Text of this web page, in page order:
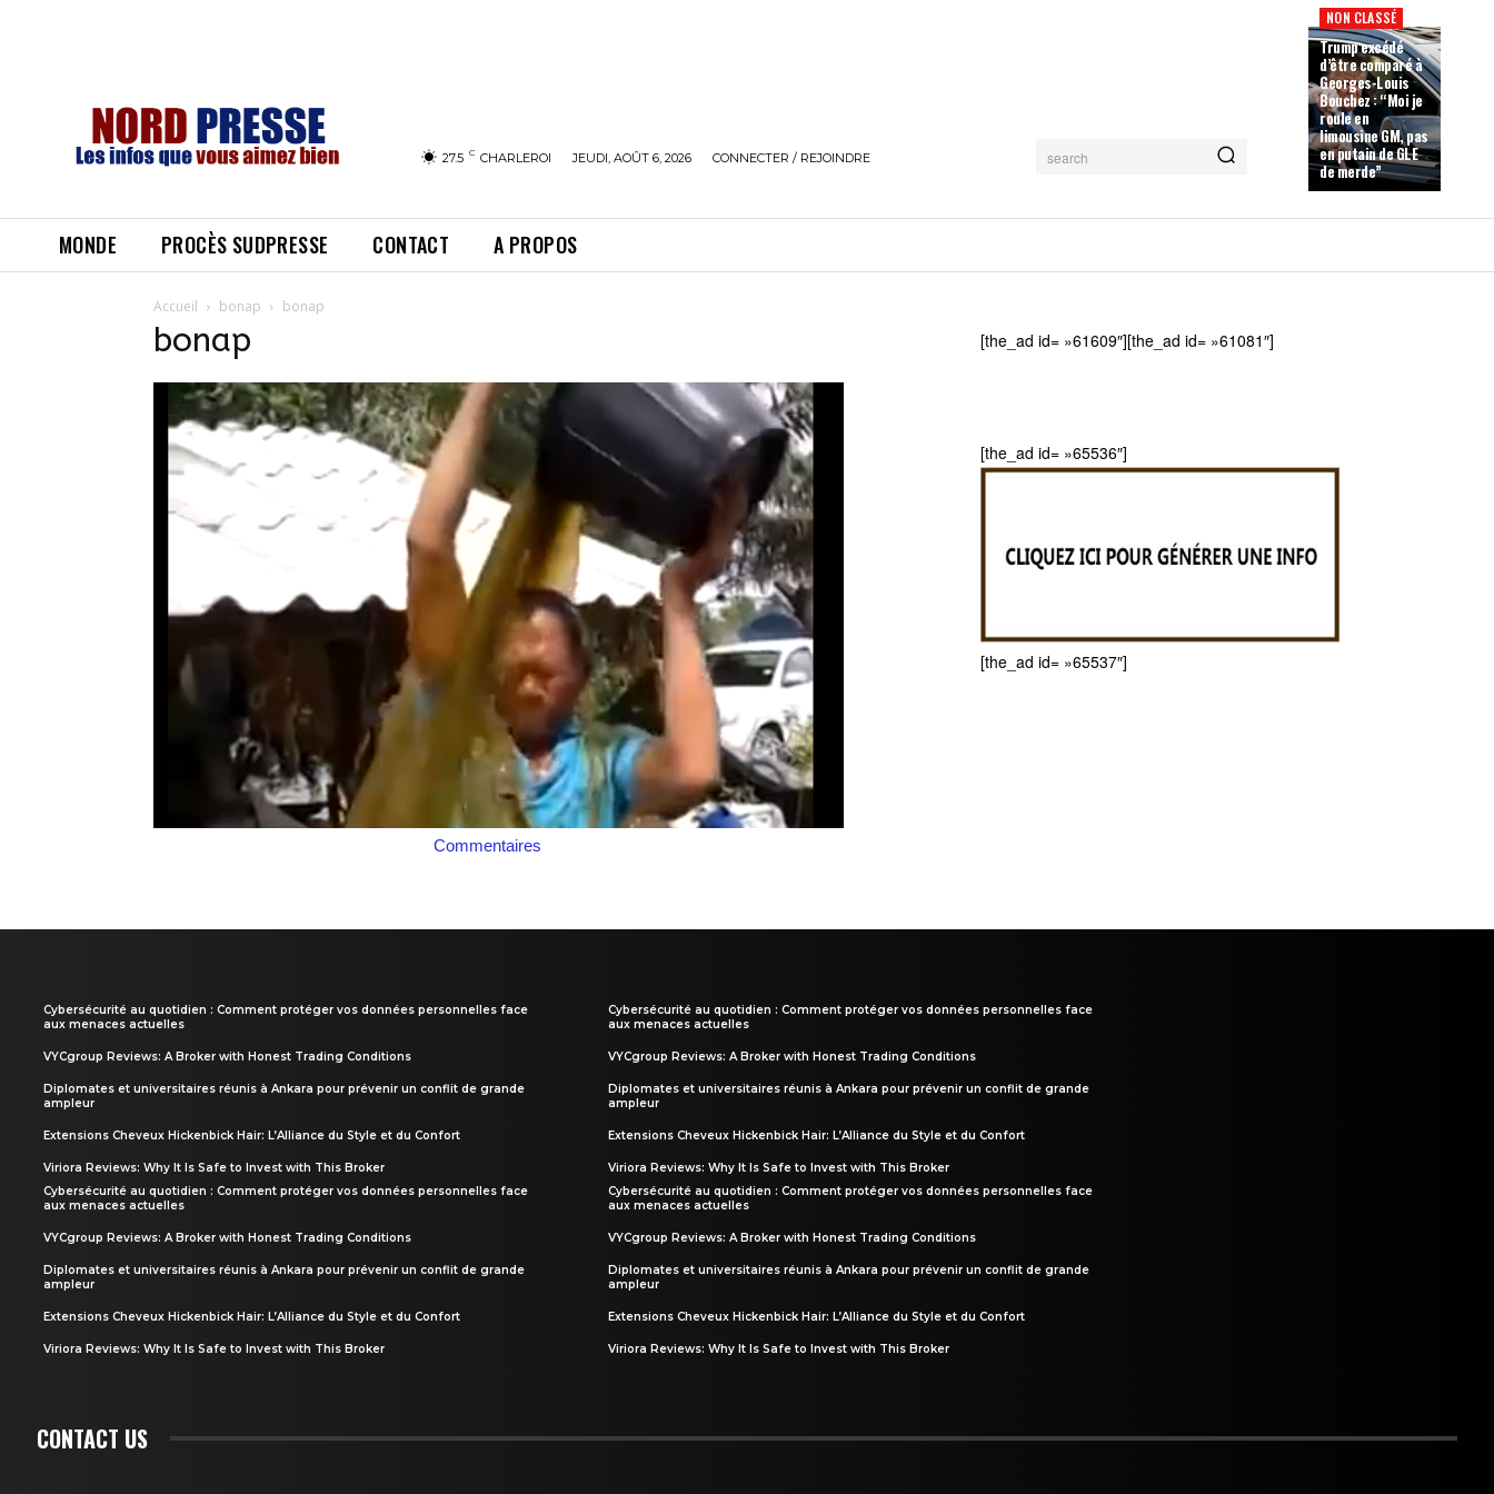
27.5 C CHARLEROI JEUDI, AOÛT 6, 2026 CONNECTER / REJOINDRE search
NON CLASSÉ
Trump excédé
d’être comparé à
Georges-Louis
Bouchez : “Moi je
roule en
limousine GM, pas
en putain de GLE
de merde”
MONDE PROCÈS SUDPRESSE CONTACT A PROPOS
Accueil bonap bonap
bonap
Commentaires
[the_ad id= »61609″][the_ad id= »61081″]
[the_ad id= »65536″]
[the_ad id= »65537″]
Cybersécurité au quotidien : Comment protéger vos données personnelles face
aux menaces actuelles
VYCgroup Reviews: A Broker with Honest Trading Conditions
Diplomates et universitaires réunis à Ankara pour prévenir un conflit de grande
ampleur
Extensions Cheveux Hickenbick Hair: L’Alliance du Style et du Confort
Viriora Reviews: Why It Is Safe to Invest with This Broker
Cybersécurité au quotidien : Comment protéger vos données personnelles face
aux menaces actuelles
VYCgroup Reviews: A Broker with Honest Trading Conditions
Diplomates et universitaires réunis à Ankara pour prévenir un conflit de grande
ampleur
Extensions Cheveux Hickenbick Hair: L’Alliance du Style et du Confort
Viriora Reviews: Why It Is Safe to Invest with This Broker
Cybersécurité au quotidien : Comment protéger vos données personnelles face
aux menaces actuelles
VYCgroup Reviews: A Broker with Honest Trading Conditions
Diplomates et universitaires réunis à Ankara pour prévenir un conflit de grande
ampleur
Extensions Cheveux Hickenbick Hair: L’Alliance du Style et du Confort
Viriora Reviews: Why It Is Safe to Invest with This Broker
Cybersécurité au quotidien : Comment protéger vos données personnelles face
aux menaces actuelles
VYCgroup Reviews: A Broker with Honest Trading Conditions
Diplomates et universitaires réunis à Ankara pour prévenir un conflit de grande
ampleur
Extensions Cheveux Hickenbick Hair: L’Alliance du Style et du Confort
Viriora Reviews: Why It Is Safe to Invest with This Broker
CONTACT US